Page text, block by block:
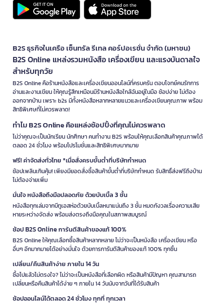
B2S ธุรกิจในเครือ เซ็นทรัล รีเทล คอร์ปอเรชั่น จำกัด (มหาชน)
B2S Online แหล่งรวมหนังสือ เครื่องเขียน และแรงบันดาลใจ
สำหรับทุกวัย
B2S Online คือร้านหนังสือและเครื่องเขียนออนไลน์ที่ครบครัน ตอบโจทย์คนรักการ
อ่านและงานเขียน ให้คุณรู้สึกเหมือนมีร้านหนังสือใกล้ฉันอยู่ในมือ ช้อปง่าย ไม่ต้อง
ออกจากบ้าน เพราะ b2s มีทั้งหนังสือหลากหลายแนวและเครื่องเขียนคุณภาพ พร้อม
สิทธิพิเศษที่ไม่ควรพลาด!
ทำไม B2S Online คือแหล่งช้อปปิ้งที่คุณไม่ควรพลาด
ไม่ว่าคุณจะเป็นนักเรียน นักศึกษา คนทำงาน B2S พร้อมให้คุณเลือกสินค้าคุณภาพได้
ตลอด 24 ชั่วโมง พร้อมโปรโมชั่นและสิทธิพิเศษมากมาย
ฟรี! ค่าจัดส่งทั่วไทย *เมื่อสั่งครบขั้นต่ำที่บริษัทกำหนด
ช้อปเพลินเกินคุ้ม! เพียงมียอดสั่งซื้อสินค้าขั้นต่ำที่บริษัทกำหนด รับสิทธิ์ส่งฟรีถึงบ้าน
ไม่ต้องจ่ายเพิ่ม
มั่นใจ หนังสือถึงมือปลอดภัย ด้วยบับเบิ้ล 3 ชั้น
หนังสือทุกเล่มจากบีทูเอสห่อด้วยบับเบิ้ลหนาแน่นถึง 3 ชั้น หมดกังวลเรื่องความเสีย
หายระหว่างจัดส่ง พร้อมส่งตรงถึงมือคุณในสภาพสมบูรณ์
ช้อป B2S Online การันตีสินค้าของแท้ 100%
B2S Online ให้คุณเลือกซื้อสินค้าหลากหลาย ไม่ว่าจะเป็นหนังสือ เครื่องเขียน หรือ
อื่นๆ อีกมากมายได้อย่างมั่นใจ ด้วยการการันตีสินค้าของแท้ 100% ทุกชิ้น
เปลี่ยน/คืนสินค้าง่าย ภายใน 14 วัน
ซื้อไปแล้วไม่ตรงใจ? ไม่ว่าจะเป็นหนังสือที่เลือกผิด หรือสินค้ามีปัญหา คุณสามารถ
เปลี่ยนหรือคืนสินค้าได้ง่าย ๆ ภายใน 14 วันนับจากวันที่ได้รับสินค้า
ช้อปออนไลน์ได้ตลอด 24 ชั่วโมง ทุกที่ ทุกเวลา